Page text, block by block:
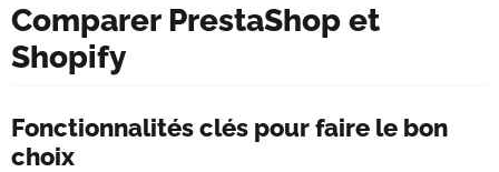
Comparer PrestaShop et
Shopify
Fonctionnalités clés pour faire le bon
choix